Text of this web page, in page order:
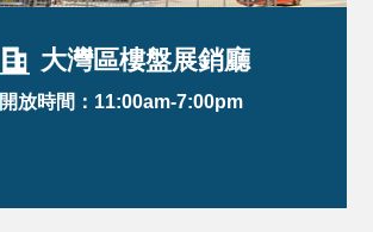
大灣區樓盤展銷廳
開放時間：11:00am-7:00pm